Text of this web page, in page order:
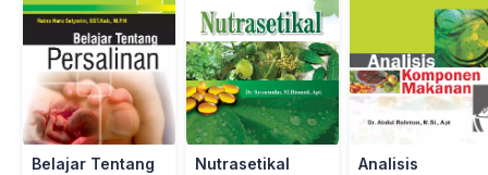
Belajar Tentang
Nutrasetikal
Analisis